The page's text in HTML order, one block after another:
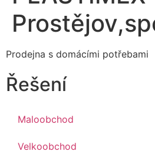
Prodejna s domácími potřebami
Řešení
Maloobchod
Velkoobchod